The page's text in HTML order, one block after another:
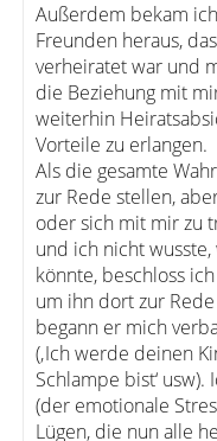
Außerdem bekam
Freunden heraus,
verheiratet war und
die Beziehung mit
weiterhin
Vorteile zu erlangen.
Als die gesamte
zur Rede stellen,
oder sich mit mir zu
und ich nicht
könnte, beschloss
um ihn dort zur
begann er mich
(‚Ich werde deinen
Schlampe bist‘
(der emotionale
Lügen, die nun alle